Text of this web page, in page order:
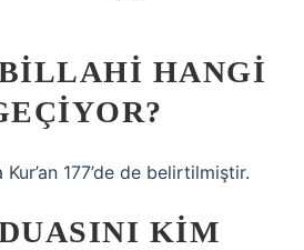
HANGI
177’de de belirtilmiştir.
KIM